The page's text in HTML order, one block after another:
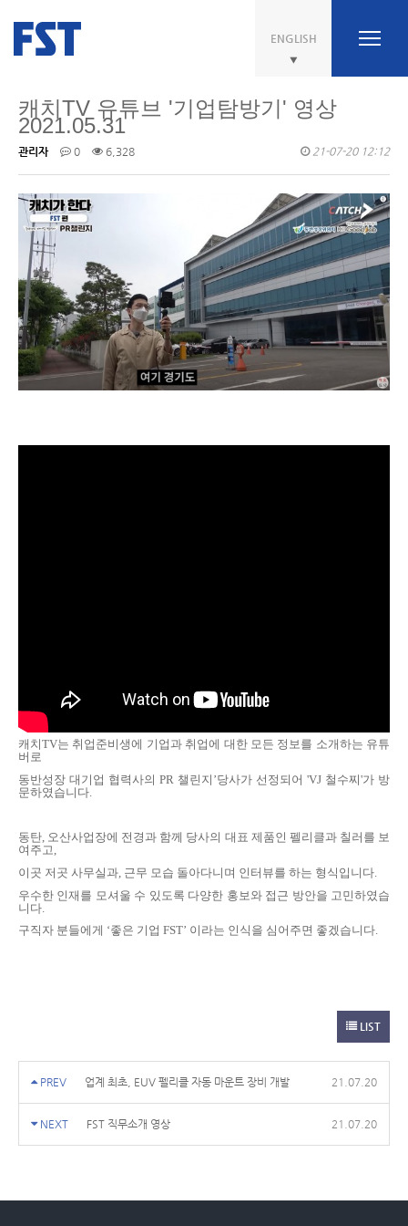
ENGLISH
캐치TV 유튜브 '기업탐방기' 영상
2021.05.31
관리자 0 6,328 21-07-20 12:12
캐치TV는 취업준비생에 기업과 취업에 대한 모든 정보를 소개하는 유튜
버로
동반성장 대기업 협력사의 PR 챌린지 ’당사가 선정되어 'VJ 철수찌'가 방
문하였습니다
동탄, 오산사업장에 전경과 함께 당사의 대표 제품인 펠리클과 칠러를 보
여주고,
이곳 저곳 사무실과, 근무 모습 돌아다니며 인터뷰를 하는 형식입니다
우수한 인재를 모셔울 수 있도록 다양한 홍보와 접근 방안을 고민하였습
니다.
구직자 분들에게 ‘좋은 기업 FST’ 이라는 인식을 심어주면 좋겠습니다.
LIST
PREV 업계 최초, EUV 펠리클 자동 마운트 장비 개발 21.07.20
NEXT FST 직무소개 영상 21.07.20